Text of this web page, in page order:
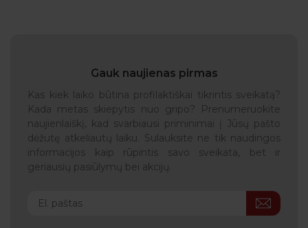
Gauk naujienas pirmas
Kas kiek laiko būtina profilaktiškai tikrintis sveikatą?
Kada metas skiepytis nuo gripo? Prenumeruokite
naujienlaiškį, kad svarbiausi priminimai į Jūsų pašto
dėžutę atkeliautų laiku. Sulauksite ne tik naudingos
informacijos kaip rūpintis savo sveikata, bet ir
geriausių pasiūlymų bei akcijų.